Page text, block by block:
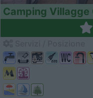
Camping Villagge